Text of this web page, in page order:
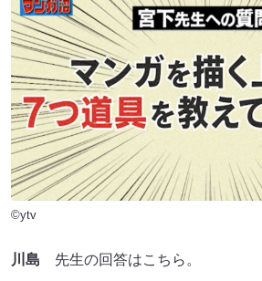
©ytv
川島 先生の回答はこちら。